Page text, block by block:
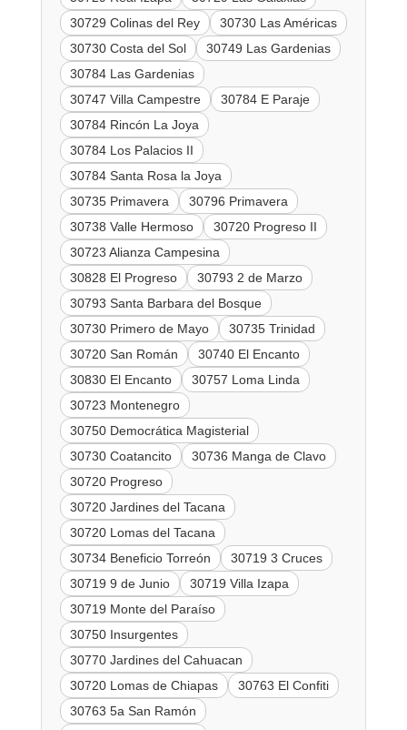
30729 Colinas del Rey
30730 Las Américas
30730 Costa del Sol
30749 Las Gardenias
30784 Las Gardenias
30747 Villa Campestre
30784 E Paraje
30784 Rincón La Joya
30784 Los Palacios II
30784 Santa Rosa la Joya
30735 Primavera
30796 Primavera
30738 Valle Hermoso
30720 Progreso II
30723 Alianza Campesina
30828 El Progreso
30793 2 de Marzo
30793 Santa Barbara del Bosque
30730 Primero de Mayo
30735 Trinidad
30720 San Román
30740 El Encanto
30830 El Encanto
30757 Loma Linda
30723 Montenegro
30750 Democrática Magisterial
30730 Coatancito
30736 Manga de Clavo
30720 Progreso
30720 Jardines del Tacana
30720 Lomas del Tacana
30734 Beneficio Torreón
30719 3 Cruces
30719 9 de Junio
30719 Villa Izapa
30719 Monte del Paraíso
30750 Insurgentes
30770 Jardines del Cahuacan
30720 Lomas de Chiapas
30763 El Confiti
30763 5a San Ramón